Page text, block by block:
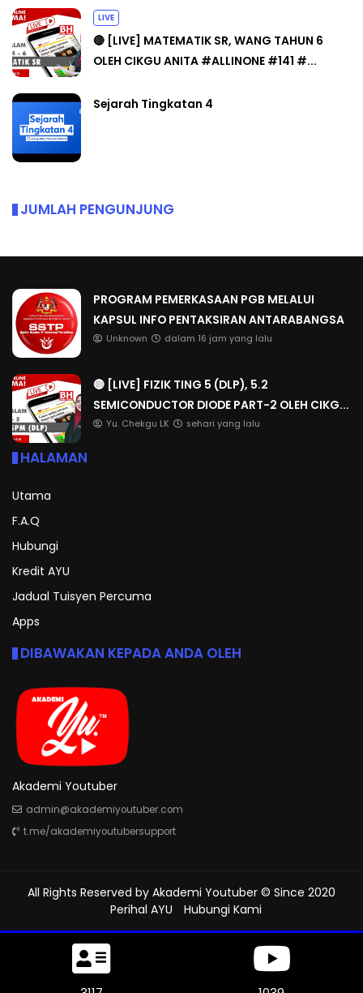
LIVE
🔴 [LIVE] MATEMATIK SR, WANG TAHUN 6
OLEH CIKGU ANITA #ALLINONE #141 #...
Sejarah Tingkatan 4
JUMLAH PENGUNJUNG
PROGRAM PEMERKASAAN PGB MELALUI
KAPSUL INFO PENTAKSIRAN ANTARABANGSA
Unknown dalam 16 jam yang lalu
🔴 [LIVE] FIZIK TING 5 (DLP), 5.2
SEMICONDUCTOR DIODE PART-2 OLEH CIKG...
Yu. Chekgu LK sehari yang lalu
HALAMAN
Utama
F.A.Q
Hubungi
Kredit AYU
Jadual Tuisyen Percuma
Apps
DIBAWAKAN KEPADA ANDA OLEH
Akademi Youtuber
admin@akademiyoutuber.com
t.me/akademiyoutubersupport
All Rights Reserved by Akademi Youtuber © Since 2020
Perihal AYU
Hubungi Kami